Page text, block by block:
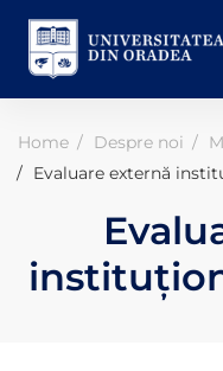
Home Despre noi
Evaluare externă